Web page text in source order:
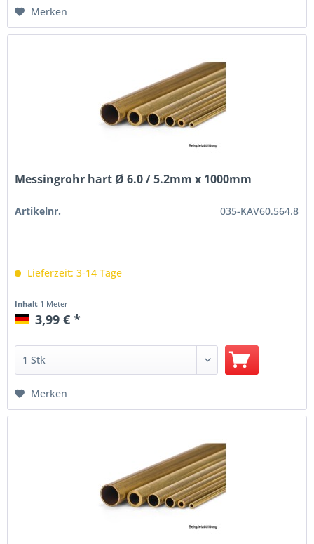
Merken
Messingrohr hart Ø 6.0 / 5.2mm x 1000mm
Artikelnr. 035-KAV60.564.8
Lieferzeit: 3-14 Tage
Inhalt 1 Meter
3,99 € *
Merken